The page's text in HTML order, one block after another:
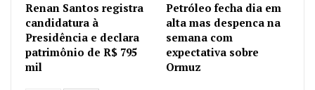
Renan Santos registra
candidatura à
Presidência e declara
patrimônio de R$ 795
mil
Petróleo fecha dia em
alta mas despenca na
semana com
expectativa sobre
Ormuz